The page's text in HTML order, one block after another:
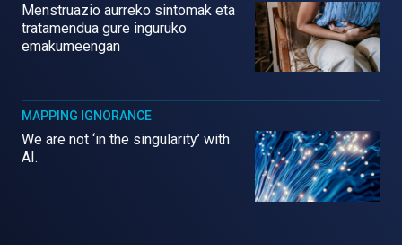
Menstruazio aurreko sintomak eta
tratamendua gure inguruko
emakumeengan
MAPPING IGNORANCE
We are not ‘in the singularity’ with
AI.